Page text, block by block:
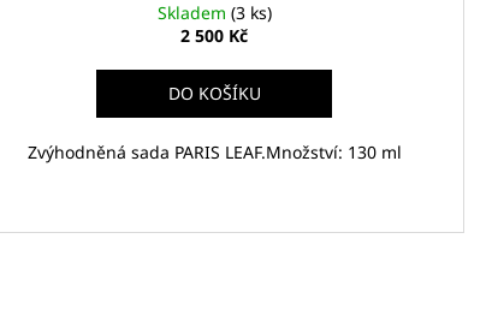
Skladem (3 ks)
2 500 Kč
DO KOŠÍKU
Zvýhodněná sada PARIS LEAF.Množství: 130 ml